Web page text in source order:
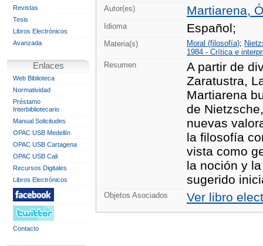
Revistas
Tesis
Libros Electrónicos
Avanzada
Enlaces
Web Biblioteca
Normatividad
Préstamo
Interbibliotecario
Manual Solicitudes
OPAC USB Medellín
OPAC USB Cartagena
OPAC USB Cali
Recursos Digitales
Libros Electrónicos
Contacto
Autor(es) Martiarena,
Idioma Español;
Materia(s) Moral (filosofía);
1984 - Crítica e
Resumen
A partir de
Zaratustra,
Martiarena
de
nuevas
la filosofía
vista como
la noción y
sugerido
Objetos Asociados Ver libro